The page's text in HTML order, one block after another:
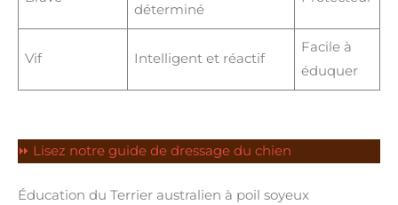
déterminé
Vif Intelligent et réactif
Facile à
éduquer
⏩ Lisez notre guide de dressage du chien
Éducation du Terrier australien à poil soyeux